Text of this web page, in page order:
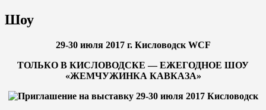
Шоу
29-30 июля 2017 г. Кисловодск WCF
ТОЛЬКО В КИСЛОВОДСКЕ — ЕЖЕГОДНОЕ ШОУ
«ЖЕМЧУЖИНКА КАВКАЗА»